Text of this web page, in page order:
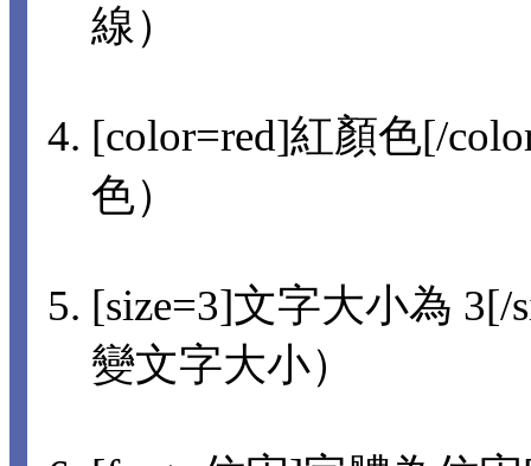
線）
[color=red]紅顏色[/
色）
[size=3]文字大小為
變文字大小）